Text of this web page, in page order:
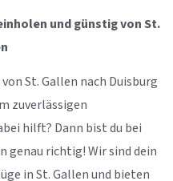
und günstig von St.
St. Gallen nach Duisburg
zuverlässigen
hilft? Dann bist du bei
genau richtig! Wir sind dein
in St. Gallen und bieten